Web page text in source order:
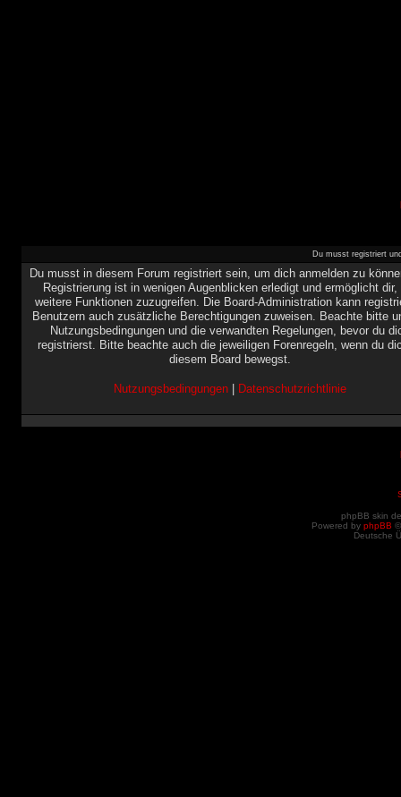
Du musst registriert
Du musst in diesem Forum registriert sein, um dich anmelden zu
Registrierung ist in wenigen Augenblicken erledigt und ermöglicht dir,
weitere Funktionen zuzugreifen. Die Board-Administration kann
Benutzern auch zusätzliche Berechtigungen zuweisen. Beachte bitte
Nutzungsbedingungen und die verwandten Regelungen, bevor du
registrierst. Bitte beachte auch die jeweiligen Forenregeln, wenn du
diesem Board bewegst.
Nutzungsbedingungen| Datenschutzrichtlinie
phpBB skin
Powered by phpBB
Deutsche